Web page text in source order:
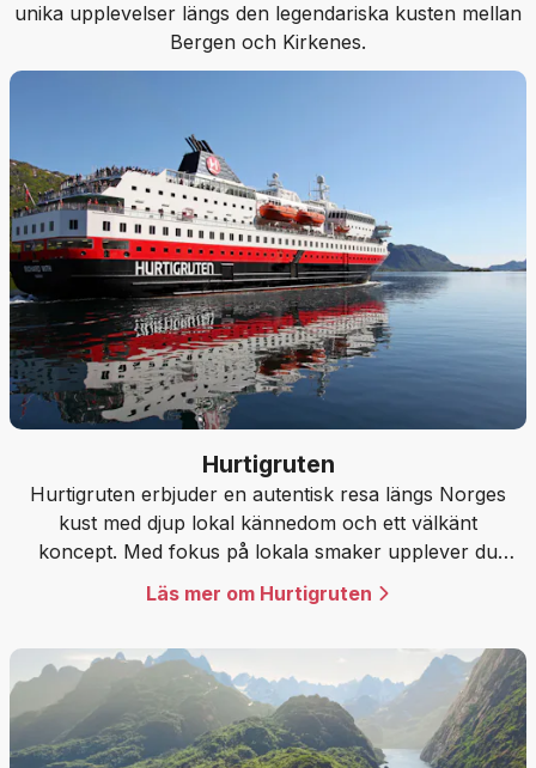
unika upplevelser längs den legendariska kusten mellan
Bergen och Kirkenes.
Hurtigruten
Hurtigruten erbjuder en autentisk resa längs Norges
kust med djup lokal kännedom och ett välkänt
koncept. Med fokus på lokala smaker upplever du
fjordarna på ett genuint och personligt sätt.
Läs mer om Hurtigruten